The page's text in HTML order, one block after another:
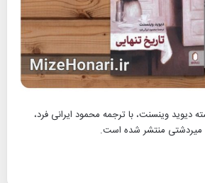
دیوید وینسنت، با ترجمه محمود ایرانی فرد،
میردشتی منتشر شده است.